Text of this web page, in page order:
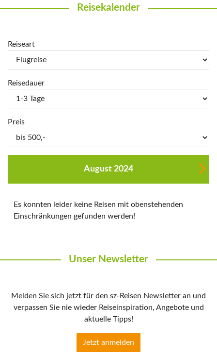
Reisekalender
Reiseart
Reisedauer
Preis
August 2024
Es konnten leider keine Reisen mit obenstehenden
Einschränkungen gefunden werden!
Unser Newsletter
Melden Sie sich jetzt für den sz-Reisen Newsletter an und
verpassen Sie nie wieder Reiseinspiration, Angebote und
aktuelle Tipps!
Jetzt anmelden